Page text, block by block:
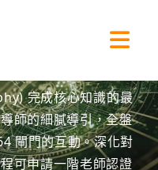
合
完成核心知識的最
師的細膩導引，全盤
閘門的互動。深化對
可申請一階老師認證